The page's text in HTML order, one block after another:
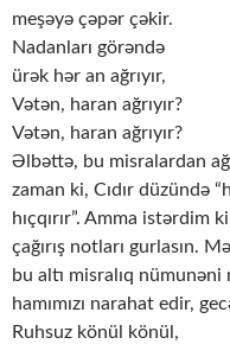
meşəyə çəpər çəkir.
Nadanları görəndə
ürək hər an ağrıyır,
Vətən, haran ağrıyır?
Vətən, haran ağrıyır?
Əlbəttə, bu misralardan
zaman ki, Cıdır düzündə
hıçqırır”. Amma
çağırış notları gurlasın.
bu altı misralıq
hamımızı narahat edir,
Ruhsuz könül könül,